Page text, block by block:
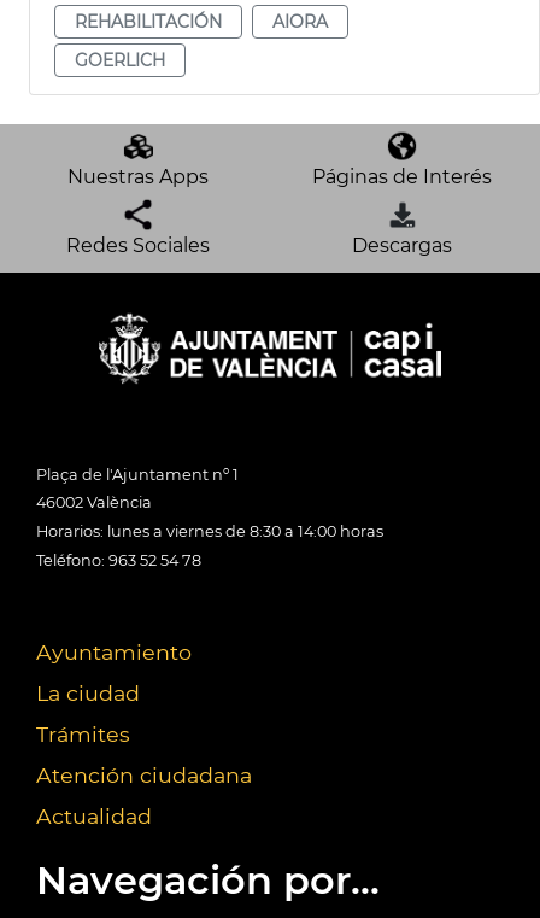
REHABILITACIÓN
AIORA
GOERLICH
Nuestras Apps Páginas de Interés
Redes Sociales Descargas
Plaça de l'Ajuntament nº 1
46002 València
Horarios: lunes a viernes de 8:30 a 14:00 horas
Teléfono: 963 52 54 78
Ayuntamiento
La ciudad
Trámites
Atención ciudadana
Actualidad
Navegación por...